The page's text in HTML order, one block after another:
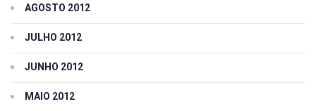
AGOSTO 2012
JULHO 2012
JUNHO 2012
MAIO 2012